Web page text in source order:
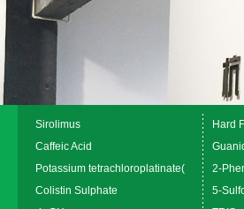
Sirolimus
Hard
Caffeic Acid
Potassium tetrachloroplatinate(
2-
Colistin Sulphate
5-